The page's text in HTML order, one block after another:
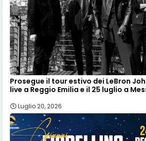
Prosegue il tour estivo dei LeBron
live a Reggio Emilia e il 25 luglio a
Luglio 20, 2026